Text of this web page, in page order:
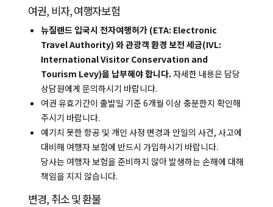
여권, 비자, 여행자보험
뉴질랜드 입국시 전자여행허가 (ETA: Electronic
Travel Authority) 와 관광객 환경 보전 세금(IVL:
International Visitor Conservation and
Tourism Levy)을 납부해야 합니다. 자세한 내용은 담당
상담원에게 문의하시기 바랍니다.
여권 유효기간이 출발일 기준 6개월 이상 충분한지 확인해
주시기 바랍니다.
예기치 못한 항공 및 개인 사정 변경과 만일의 사건, 사고에
대비해 여행자 보험에 반드시 가입하시기 바랍니다.
당사는 여행자 보험을 준비하지 않아 발생하는 손해에 대해
책임을 지지 않습니다.
변경, 취소 및 환불